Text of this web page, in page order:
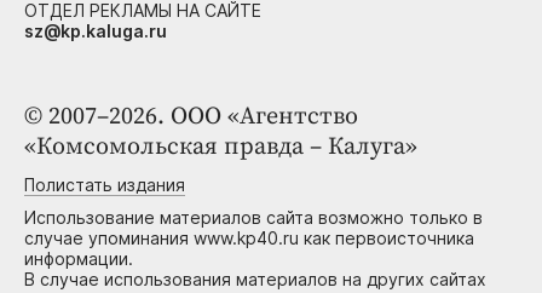
© 2007–2026. ООО «Агентство
«Комсомольская правда – Калуга»
Полистать издания
Использование материалов сайта возможно только в
случае упоминания www.kp40.ru как первоисточника
информации.
В случае использования материалов на других сайтах
ОТДЕЛ РЕКЛАМЫ НА САЙТЕ
sz@kp.kaluga.ru